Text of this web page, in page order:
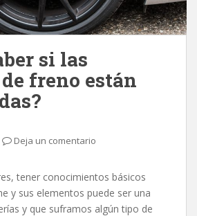
si las
freno están
Deja un comentario
tener conocimientos básicos
y sus elementos puede ser una
y que suframos algún tipo de